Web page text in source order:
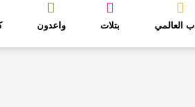
العالمي بتلات واعدون